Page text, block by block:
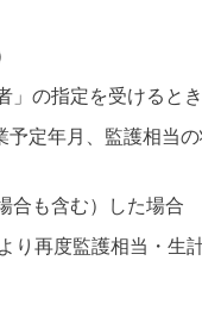
」の指定を受けるとき
定年月、監護相当
合も含む）した場合
り再度監護相当・生